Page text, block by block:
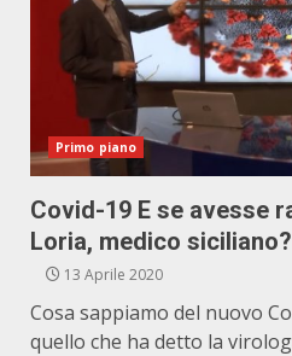
Primo piano
Covid-19 E se avesse
Loria, medico siciliano?
13 Aprile 2020
Cosa sappiamo del nuovo
quello che ha detto la